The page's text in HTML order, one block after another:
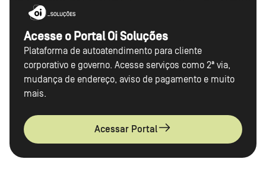
Acesse o Portal Oi Soluções
Plataforma de autoatendimento para cliente
corporativo e governo. Acesse serviços como 2ª via,
mudança de endereço, aviso de pagamento e muito
mais.
Acessar Portal